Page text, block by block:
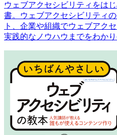
ウェブアクセシビリティをは
書。ウェブアクセシビリティ
ト、企業や組織でウェブアク
実践的なノウハウまでをわかり